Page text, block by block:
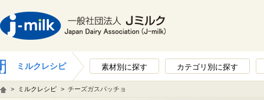
ミルクレシピ 素材別に探す カテゴリ別に探す
> ミルクレシピ > チーズガスパッチョ